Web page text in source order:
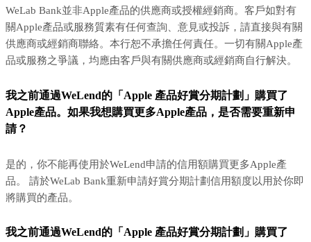
WeLab Bank並非Apple產品的供應商或授權經銷商。客戶如對有
關Apple產品或服務質素有任何查詢、意見或投訴，請直接與有關
供應商或經銷商聯絡。本行恕不承擔任何責任。一切有關Apple產
品或服務之爭議，均應由客戶與有關供應商或經銷商自行解決。
我之前通過WeLend的「Apple 產品好賞分期計劃」購買了
Apple產品。如果我想購買更多Apple產品，是否需要重新申
請？
是的，你不能再使用於WeLend申請的信用額購買更多Apple產
品。 請於WeLab Bank重新申請好賞分期計劃信用額度以用於你即
將購買的產品。
我之前通過WeLend的「Apple 產品好賞分期計劃」購買了